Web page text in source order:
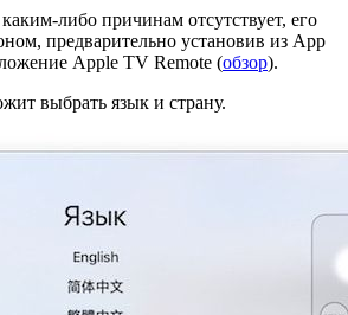
либо причинам отсутствует, его
предварительно установив из App
Apple TV Remote (обзор).
выбрать язык и страну.